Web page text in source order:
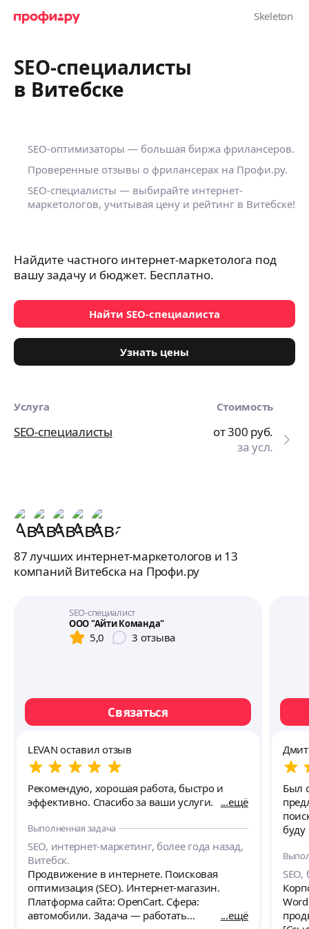
SEO-специалисты
в Витебске
SEO-оптимизаторы — большая биржа фрилансеров.
Проверенные отзывы о фрилансерах на Профи.ру.
SEO-специалисты — выбирайте интернет-
маркетологов, учитывая цену и рейтинг в Витебске!
Найдите частного интернет-маркетолога под
вашу задачу и бюджет. Бесплатно.
Найти SEO-специалиста
Узнать цены
Услуга Стоимость
SEO-специалисты от 300 руб.
за усл.
87 лучших интернет-маркетологов и 13
компаний Витебска на Профи.ру
SEO-специалист
ООО "Айти Команда"
5,0 3 отзыва
Связаться
LEVAN оставил отзыв
Рекомендую, хорошая работа, быстро и
эффективно. Спасибо за ваши услуги.
ещё
Выполненная задача
SEO, интернет-маркетинг, более года назад,
Витебск.
Продвижение в интернете. Поисковая
оптимизация (SEO). Интернет-магазин.
Платформа сайта: OpenCart. Сфера:
автомобили. Задача — работать
ещё
Был
буду